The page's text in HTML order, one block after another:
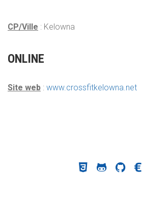
CP/Ville : Kelowna
ONLINE
Site web : www.crossfitkelowna.net